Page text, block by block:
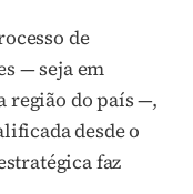
de
— seja em
região do país —,
desde o
faz